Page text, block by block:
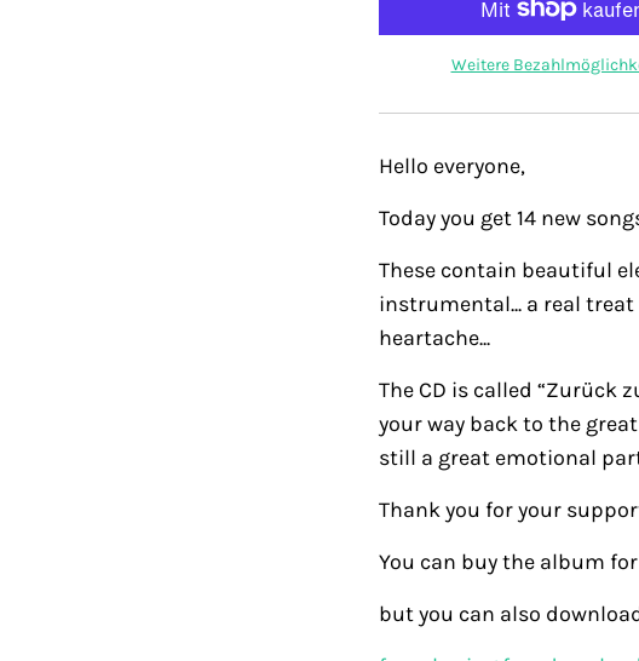
Weitere
Hello everyone,
Today you get 14 new
These contain beautiful
instrumental... a real
heartache...
The CD is called “Zurück
your way back to the
still a great emotional
Thank you for your
You can buy the album
but you can also